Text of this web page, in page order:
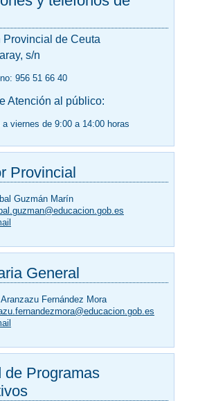
Provincial de Ceuta
s/n
956 51 66 40
Atención al público:
a viernes de 9:00 a 14:00 horas
Provincial
Guzmán Marín
General
Fernández Mora
de Programas